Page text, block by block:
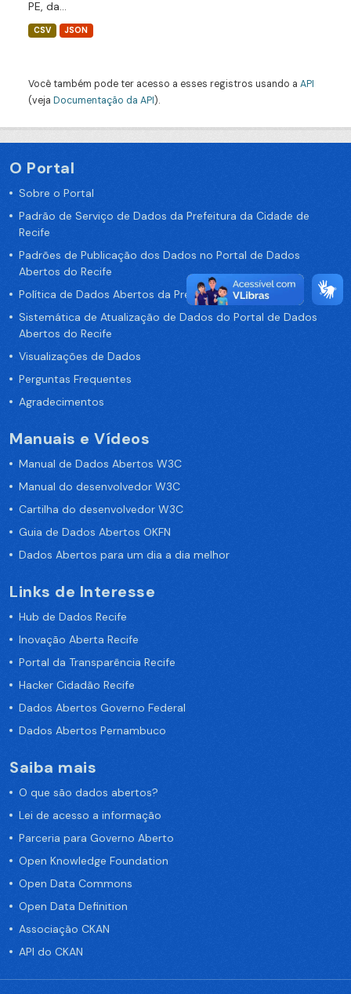
PE, da...
CSV JSON
Você também pode ter acesso a esses registros usando a API
(veja Documentação da API).
O Portal
Sobre o Portal
Padrão de Serviço de Dados da Prefeitura da Cidade de
Recife
Padrões de Publicação dos Dados no Portal de Dados
Abertos do Recife
Política de Dados Abertos da Prefeitura do Recife
Sistemática de Atualização de Dados do Portal de Dados
Abertos do Recife
Visualizações de Dados
Perguntas Frequentes
Agradecimentos
Manuais e Vídeos
Manual de Dados Abertos W3C
Manual do desenvolvedor W3C
Cartilha do desenvolvedor W3C
Guia de Dados Abertos OKFN
Dados Abertos para um dia a dia melhor
Links de Interesse
Hub de Dados Recife
Inovação Aberta Recife
Portal da Transparência Recife
Hacker Cidadão Recife
Dados Abertos Governo Federal
Dados Abertos Pernambuco
Saiba mais
O que são dados abertos?
Lei de acesso a informação
Parceria para Governo Aberto
Open Knowledge Foundation
Open Data Commons
Open Data Definition
Associação CKAN
API do CKAN